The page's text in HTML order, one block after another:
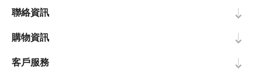
聯絡資訊
購物資訊
客戶服務